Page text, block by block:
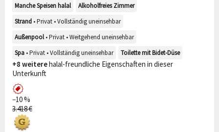
Manche Speisen halal
Alkoholfreies Zimmer
Strand • Privat • Vollständig uneinsehbar
Außenpool• Privat • Weitgehend uneinsehbar
Spa • Privat • Vollständig uneinsehbar Toilette mit Bidet-Düse
+8 weiterehalal-freundliche Eigenschaften in dieser
Unterkunft
−10 %
3.418 €